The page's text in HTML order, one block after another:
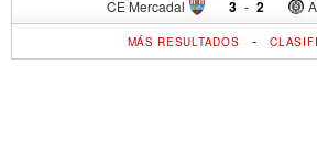
CE Mercadal 3 - 2
MÁS RESULTADOS -